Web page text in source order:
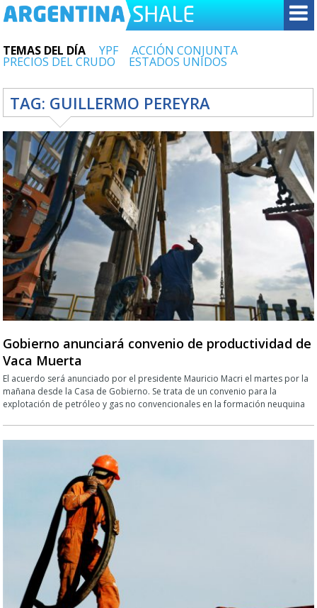
TEMAS DEL DÍA YPF ACCIÓN CONJUNTA
PRECIOS DEL CRUDO ESTADOS UNIDOS
TAG: GUILLERMO PEREYRA
Gobierno anunciará convenio de productividad de
Vaca Muerta
El acuerdo será anunciado por el presidente Mauricio Macri el martes por la
mañana desde la Casa de Gobierno. Se trata de un convenio para la
explotación de petróleo y gas no convencionales en la formación neuquina